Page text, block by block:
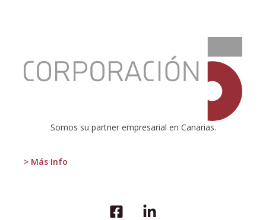
Somos su partner empresarial en Canarias.
> Más Info
autonomías
son